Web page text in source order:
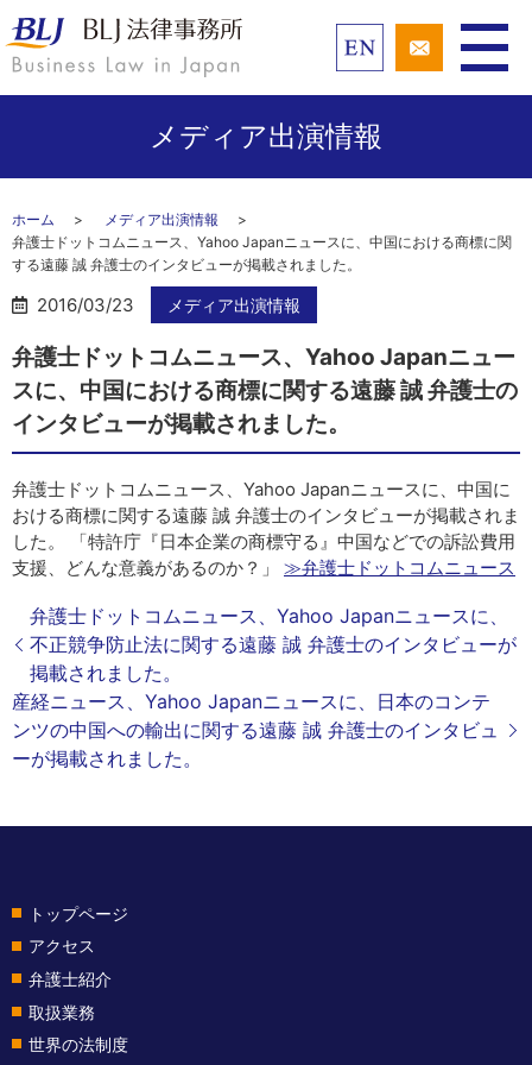
メディア出演情報
ホーム
メディア出演情報
弁護士ドットコムニュース、Yahoo Japanニュースに、中国における商標に関
する遠藤 誠 弁護士のインタビューが掲載されました。
2016/03/23 メディア出演情報
弁護士ドットコムニュース、Yahoo Japanニュー
スに、中国における商標に関する遠藤 誠 弁護士の
インタビューが掲載されました。
弁護士ドットコムニュース、Yahoo Japanニュースに、中国に
おける商標に関する遠藤 誠 弁護士のインタビューが掲載されま
した。 「特許庁『日本企業の商標守る』中国などでの訴訟費用
支援、どんな意義があるのか？」 ≫弁護士ドットコムニュース
弁護士ドットコムニュース、Yahoo Japanニュースに、
不正競争防止法に関する遠藤 誠 弁護士のインタビューが
掲載されました。
産経ニュース、Yahoo Japanニュースに、日本のコンテ
ンツの中国への輸出に関する遠藤 誠 弁護士のインタビュ
ーが掲載されました。
トップページ
アクセス
弁護士紹介
取扱業務
世界の法制度